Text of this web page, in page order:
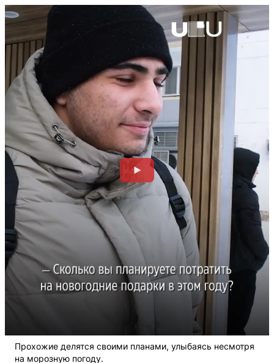
Прохожие делятся своими планами, улыбаясь несмотря
на морозную погоду.